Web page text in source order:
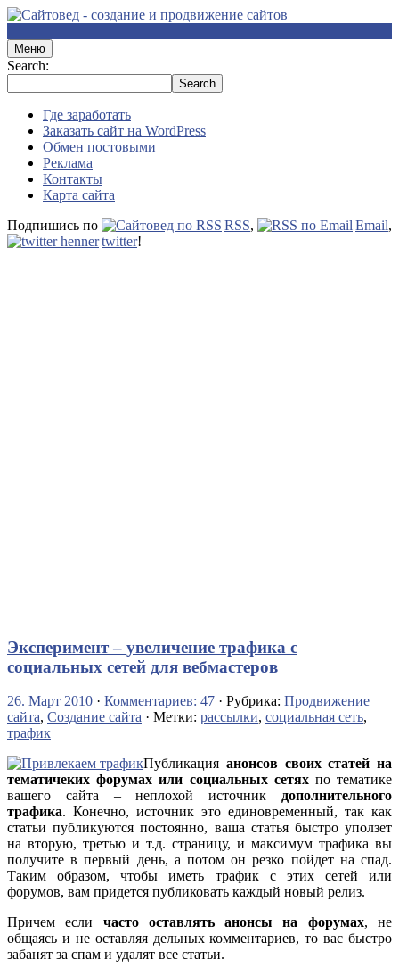
Меню
Search:
Где заработать
Заказать сайт на WordPress
Обмен постовыми
Реклама
Контакты
Карта сайта
Подпишись по
RSS, Email,
twitter!
Эксперимент – увеличение трафика с
социальных сетей для вебмастеров
26. Март 2010 · Комментариев: 47 · Рубрика: Продвижение
сайта, Создание сайта · Метки: рассылки, социальная сеть,
трафик
Публикация анонсов своих статей на
тематичеких форумах или социальных сетяхпо тематике
вашего сайта – неплохой источник дополнительного
трафика. Конечно, источник это единовременный, так как
статьи публикуются постоянно, ваша статья быстро уползет
на вторую, третью и т.д. страницу, и максимум трафика вы
получите в первый день, а потом он резко пойдет на спад.
Таким образом, чтобы иметь трафик с этих сетей или
форумов, вам придется публиковать каждый новый релиз.
Причем если часто оставлять анонсы на форумах, не
общаясь и не оставляя дельных комментариев, то вас быстро
забанят за спам и удалят все статьи.